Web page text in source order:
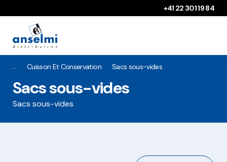
+41 22 301 19 84
Cuisson Et Conservation Sacs sous-vides
Sacs sous-vides
Sacs sous-vides